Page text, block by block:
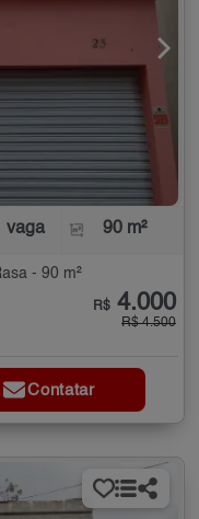
vaga 90 m²
- 90 m²
R$ 4.000
R$ 4.500
Contatar